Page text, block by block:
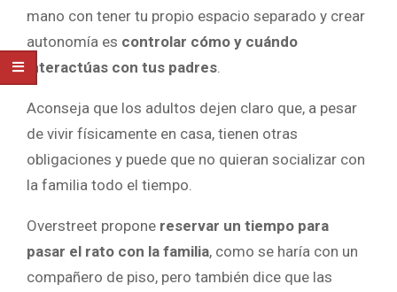
mano con tener tu propio espacio separado y crear
autonomía es controlar cómo y cuándo
interactúas con tus padres
Aconseja que los adultos dejen claro que, a pesar
de vivir físicamente en casa, tienen otras
obligaciones y puede que no quieran socializar con
la familia todo el tiempo.
Overstreet propone reservar un tiempo para
pasar el rato con la familia, como se haría con un
compañero de piso, pero también dice que las